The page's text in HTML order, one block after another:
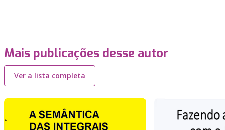
Mais publicações desse autor
Ver a lista completa